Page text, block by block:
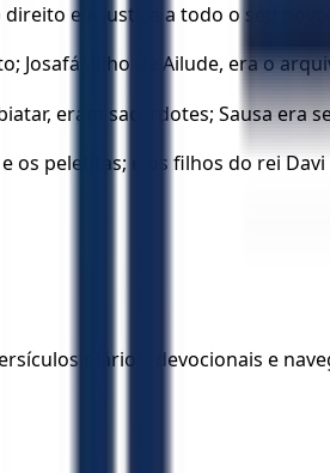
e a justiça a todo o seu povo.
Josafá, filho de Ailude, era o
eram sacerdotes; Sausa era
os peletitas; e os filhos do rei
diários, devocionais e